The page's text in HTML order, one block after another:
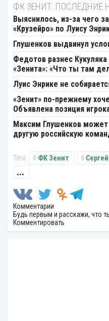
ФК ЗЕНИТ: ПОСЛЕДНИЕ
Выяснилось, из-за чего
«Крузейро» по Луису
Глушенков выдвинул
Федотов разнес
«Зенита»: «Что ты там
Луис Энрике не
«Зенит» по-прежнему
Объявлена позиция
Максим Глушенков может
другую российскую
ФК Зенит
...
Комментарии
Будь первым и расскажи, что
Комментировать